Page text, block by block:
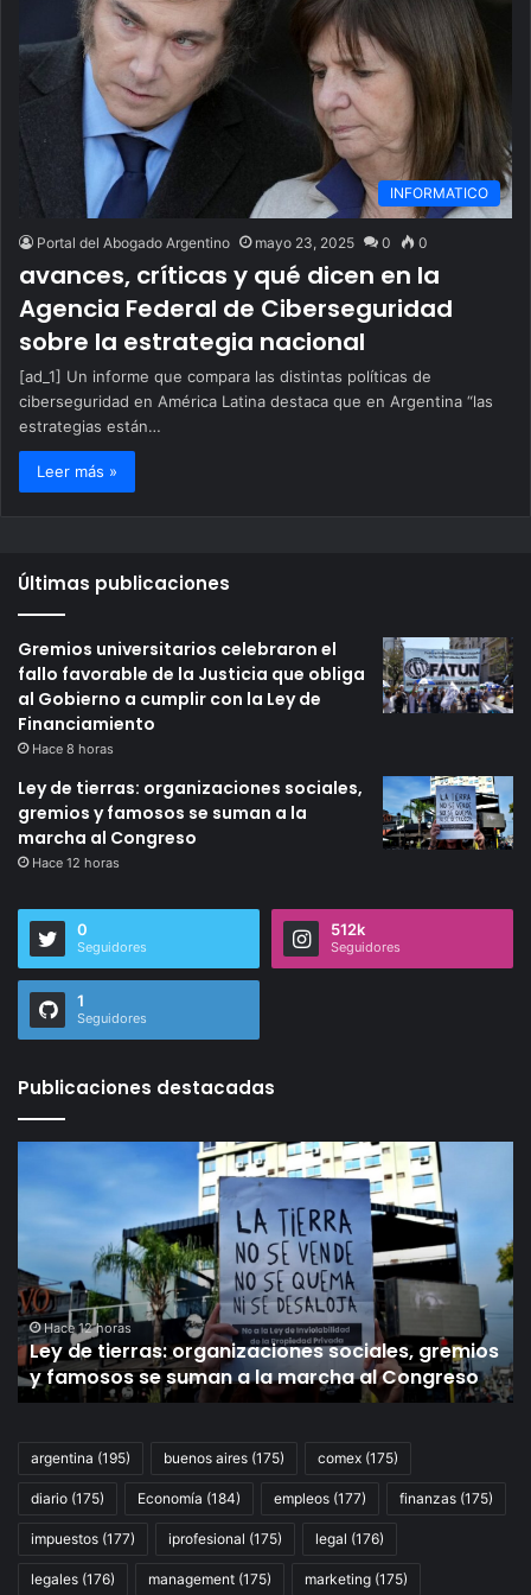
INFORMATICO
Portal del Abogado Argentino mayo 23, 2025 0 0
avances, críticas y qué dicen en la
Agencia Federal de Ciberseguridad
sobre la estrategia nacional
[ad_1] Un informe que compara las distintas políticas de
ciberseguridad en América Latina destaca que en Argentina “las
estrategias están…
Leer más »
Últimas publicaciones
Gremios universitarios celebraron el
fallo favorable de la Justicia que obliga
al Gobierno a cumplir con la Ley de
Financiamiento
Hace 8 horas
Ley de tierras: organizaciones sociales,
gremios y famosos se suman a la
marcha al Congreso
Hace 12 horas
0
Seguidores
512k
Seguidores
1
Seguidores
Publicaciones destacadas
organizaciones
gremios
y
famosos
se
suman
a
marcha
Congreso
Hace 12 horas
Ley de tierras: organizaciones sociales, gremios
y famosos se suman a la marcha al Congreso
la
de
argentina (195) buenos aires (175) comex (175)
diario (175) Economía (184) empleos (177) finanzas (175)
impuestos (177) iprofesional (175) legal (176)
legales (176) management (175) marketing (175)